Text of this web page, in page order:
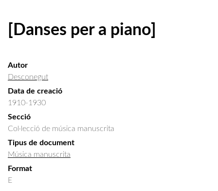
[Danses per a piano]
Autor
Desconegut
Data de creació
1910-1930
Secció
Col·lecció de música manuscrita
Tipus de document
Música manuscrita
Format
E